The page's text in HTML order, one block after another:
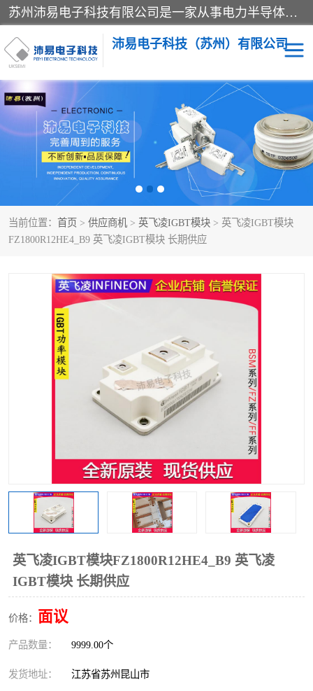
苏州沛易电子科技有限公司是一家从事电力半导体器件和电子元器件的专业代理及分销商，产品包括：IGBT模块、IPM模块、PIM模块、二极管、三极管、可控硅、整流桥、IGBT单管、IGBT电路驱动板、GTR达林顿模块、快恢复二极管、肖特基二极管、熔断器、IC集成电路、快速熔断器等。
沛易电子科技（苏州）有限公司
当前位置： 首页 > 供应商机 > 英飞凌IGBT模块 > 英飞凌IGBT模块
FZ1800R12HE4_B9 英飞凌IGBT模块 长期供应
英飞凌IGBT模块FZ1800R12HE4_B9 英飞凌
IGBT模块 长期供应
价格： 面议
产品数量： 9999.00个
发货地址： 江苏省苏州昆山市
西门康 英飞凌
快恢复二极管 英飞凌IGBT模块
英飞凌可控硅模块 IXYS艾赛斯可控硅
SEMIKRON西门康IGBT SEMIKRON西门康可控硅
器
MOS管场效应管 晶闸管